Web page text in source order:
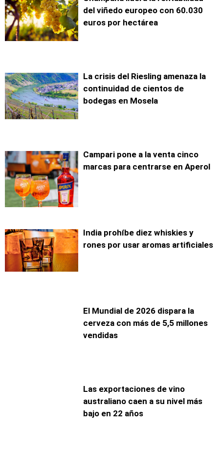
del viñedo europeo con 60.030
euros por hectárea
La crisis del Riesling amenaza la
continuidad de cientos de
bodegas en Mosela
Campari pone a la venta cinco
marcas para centrarse en Aperol
India prohíbe diez whiskies y
rones por usar aromas artificiales
El Mundial de 2026 dispara la
cerveza con más de 5,5 millones
vendidas
Las exportaciones de vino
australiano caen a su nivel más
bajo en 22 años